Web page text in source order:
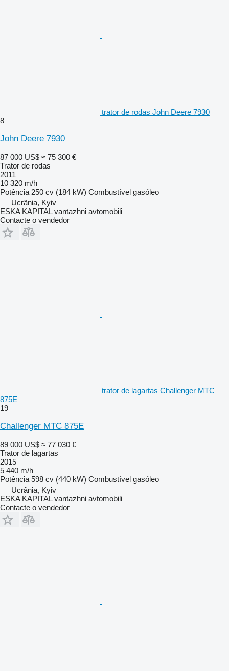
trator de rodas John Deere 7930
8
John Deere 7930
87 000 US$ ≈ 75 300 €
Trator de rodas
2011
10 320 m/h
Potência 250 cv (184 kW) Combustível gasóleo
Ucrânia, Kyiv
ESKA KAPITAL vantazhni avtomobili
Contacte o vendedor
trator de lagartas Challenger MTC
875E
19
Challenger MTC 875E
89 000 US$ ≈ 77 030 €
Trator de lagartas
2015
5 440 m/h
Potência 598 cv (440 kW) Combustível gasóleo
Ucrânia, Kyiv
ESKA KAPITAL vantazhni avtomobili
Contacte o vendedor